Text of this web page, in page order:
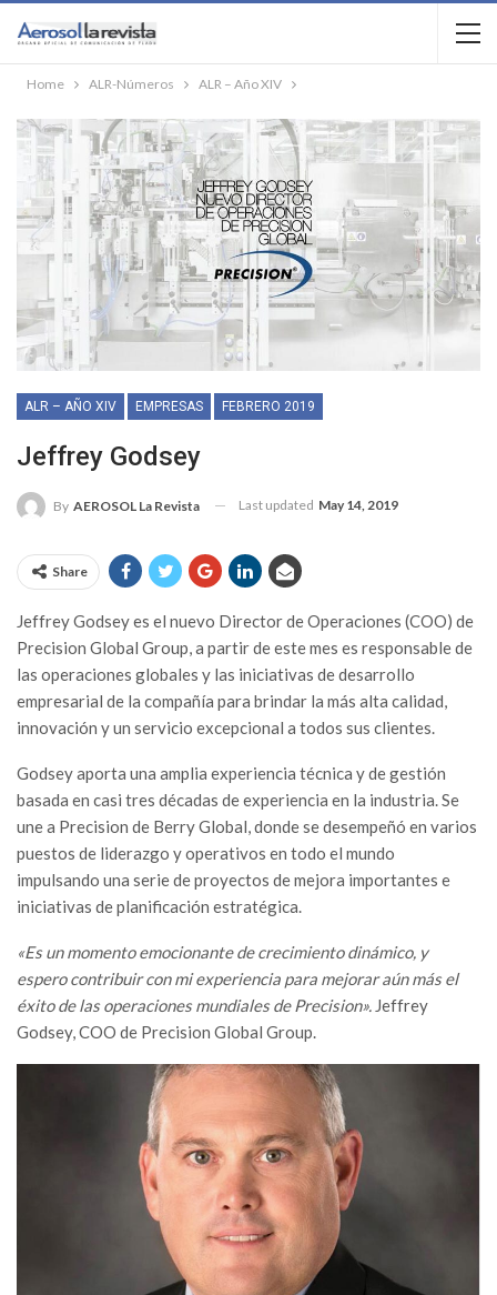
Home ALR-Números ALR – Año XIV
ALR – AÑO XIV EMPRESAS FEBRERO 2019
Jeffrey Godsey
By AEROSOL La Revista Last updated May 14, 2019
Share
Jeffrey Godsey es el nuevo Director de Operaciones (COO) de
Precision Global Group, a partir de este mes es responsable de
las operaciones globales y las iniciativas de desarrollo
empresarial de la compañía para brindar la más alta calidad,
innovación y un servicio excepcional a todos sus clientes.
Godsey aporta una amplia experiencia técnica y de gestión
basada en casi tres décadas de experiencia en la industria. Se
une a Precision de Berry Global, donde se desempeñó en varios
puestos de liderazgo y operativos en todo el mundo
impulsando una serie de proyectos de mejora importantes e
iniciativas de planificación estratégica.
«Es un momento emocionante de crecimiento dinámico, y
espero contribuir con mi experiencia para mejorar aún más el
éxito de las operaciones mundiales de Precision». Jeffrey
Godsey, COO de Precision Global Group.